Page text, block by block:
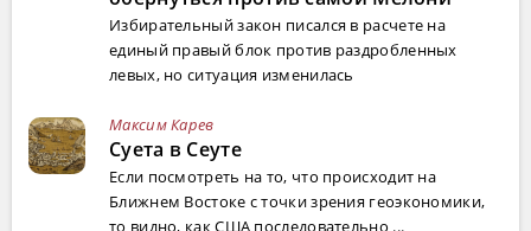
Избирательный закон писался в расчете на
единый правый блок против раздробленных
левых, но ситуация изменилась
Максим Карев
Суета в Сеуте
Если посмотреть на то, что происходит на
Ближнем Востоке с точки зрения геоэкономики,
то видно, как США последовательно ...